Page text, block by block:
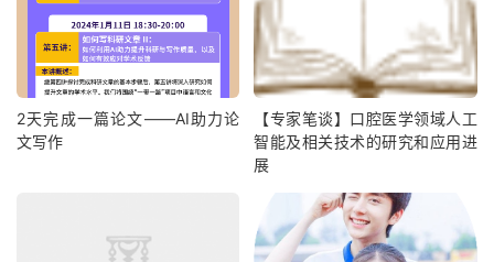
2天完成一篇论文——AI助力论
文写作
【专家笔谈】口腔医学领域人工
智能及相关技术的研究和应用进
展